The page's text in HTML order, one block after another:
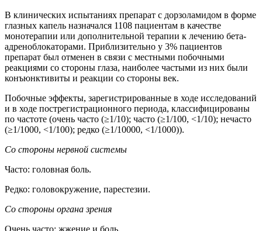
В клинических испытаниях препарат с дорзоламидом в форме
глазных капель назначался 1108 пациентам в качестве
монотерапии или дополнительной терапии к лечению бета-
адреноблокаторами. Приблизительно у 3% пациентов
препарат был отменен в связи с местными побочными
реакциями со стороны глаза, наиболее частыми из них были
конъюнктивиты и реакции со стороны век.
Побочные эффекты, зарегистрированные в ходе исследований
и в ходе пострегистрационного периода, классифицированы
по частоте (очень часто (≥1/10); часто (≥1/100, <1/10); нечасто
(≥1/1000, <1/100); редко (≥1/10000, <1/1000)).
Со стороны нервной системы
Часто: головная боль.
Редко: головокружение, парестезии.
Со стороны органа зрения